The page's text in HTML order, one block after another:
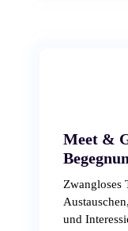
Meet &
Zwangloses
und